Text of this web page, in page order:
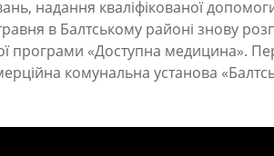
надання кваліфікованої
в Балтському районі знову
програми «Доступна медицина».
комунальна установа